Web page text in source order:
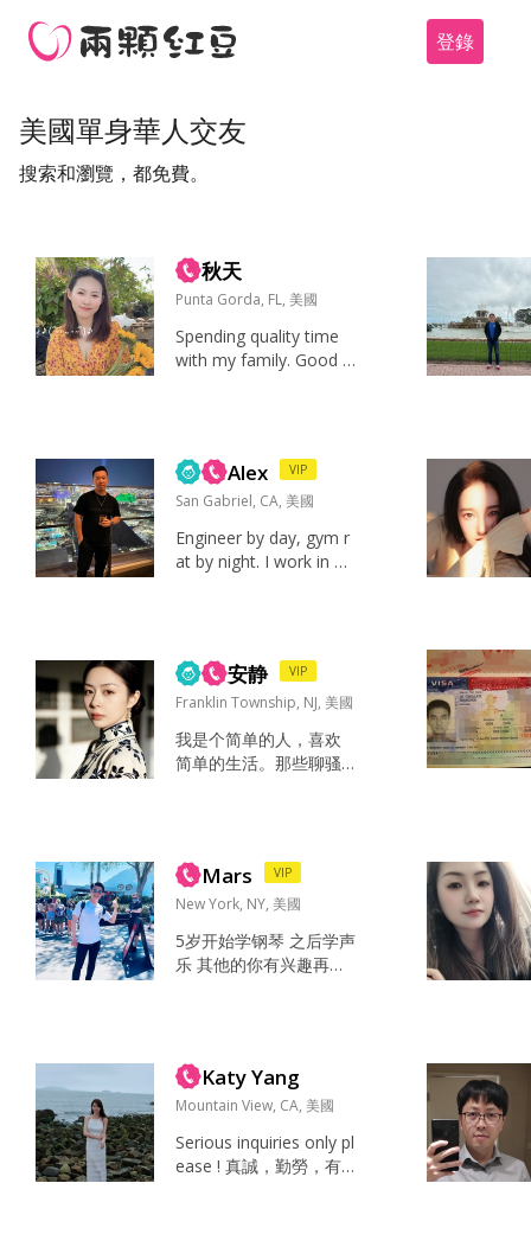
登錄
美國單身華人交友
搜索和瀏覽，都免費。
秋天
Punta Gorda, FL, 美國
Spending quality time
with my family. Good f
make me forget to che
ck my phone. 家人、健
康、幽默感、好奇心、
稳定的生...
Alex VIP
San Gabriel, CA, 美國
Engineer by day, gym r
at by night. I work in hi
c. I date to marry and h
opefully can settle ...
安静 VIP
Franklin Township, NJ, 美國
我是个简单的人，喜欢
简单的生活。那些聊骚
旅游 看书，旅游 健康，
开心，家人 对生活积极
向上 乐观，理性 还没发
现 当然是爸爸妈妈了吧
真诚，有全局观，对自
我对他人有一定的认知
Mars VIP
New York, NY, 美國
5岁开始学钢琴 之后学声
乐 其他的你有兴趣再讲
找到相爱容易 相处简单
的人 By the way 6月份
会在中国 如果彼此有感
觉可以多多交流 谢谢~
Hiking Roadtrip Skydive
Shooting Running Billia
Katy Yang
Mountain View, CA, 美國
Serious inquiries only pl
ease ! 真誠，勤勞，有